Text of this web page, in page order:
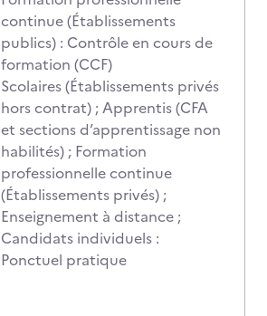
continue (Établissements
publics) : Contrôle en cours de
formation (CCF)
Scolaires (Établissements privés
hors contrat) ; Apprentis (CFA
et sections d’apprentissage non
habilités) ; Formation
professionnelle continue
(Établissements privés) ;
Enseignement à distance ;
Candidats individuels :
Ponctuel pratique